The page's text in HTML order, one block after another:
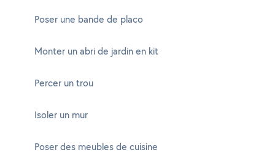
Poser une bande de placo
Monter un abri de jardin en kit
Percer un trou
Isoler un mur
Poser des meubles de cuisine